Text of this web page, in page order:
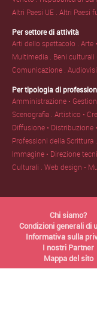
Altri Paesi UE .Altri Paesi
Per settore di attività
Arti dello spettacolo .Arte
Multimedia . Beni culturali
Comunicazione .
Per tipologia di
Amministrazione •
Scenografia .Artistico •
Diffusione • Distribuzione
Professioni della Scrittura .
Immagine • Direzione
Culturali .Web design •
Chi siamo?
Condizioni generali di
Informativa sulla
I nostri Partner
Mappa del sito